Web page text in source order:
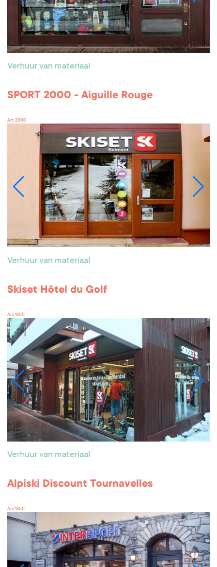
Verhuur van materiaal
SPORT 2000 - Aiguille Rouge
Arc 2000
Verhuur van materiaal
Skiset Hôtel du Golf
Arc 1800
Verhuur van materiaal
Alpiski Discount Tournavelles
Arc 1800